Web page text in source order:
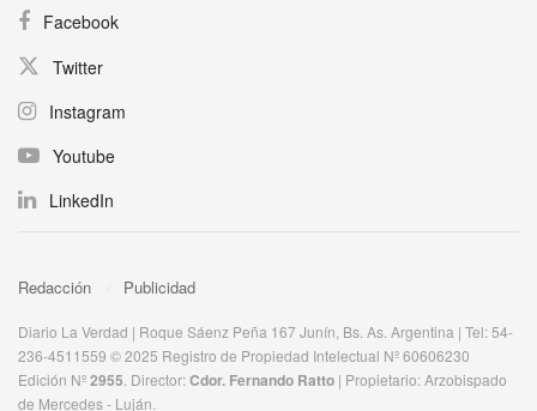
Facebook
Twitter
Instagram
Youtube
LinkedIn
Redacción Publicidad
Diario La Verdad | Roque Sáenz Peña 167 Junín, Bs. As. Argentina | Tel: 54-
236-4511559 © 2025 Registro de Propiedad Intelectual Nº 60606230
Edición Nº2955 . Director:​Cdor. Fernando Ratto | Propietario:​ Arzobispado
de Mercedes - Luján.